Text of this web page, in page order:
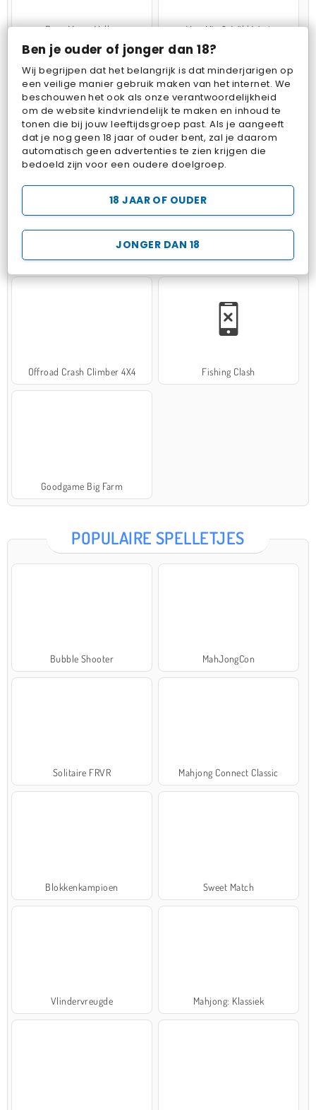
Ben je ouder of jonger dan 18?
Wij begrijpen dat het belangrijk is dat minderjarigen op
een veilige manier gebruik maken van het internet. We
beschouwen het ook als onze verantwoordelijkheid
om de website kindvriendelijk te maken en inhoud te
tonen die bij jouw leeftijdsgroep past. Als je aangeeft
dat je nog geen 18 jaar of ouder bent, zal je daarom
automatisch geen advertenties te zien krijgen die
bedoeld zijn voor een oudere doelgroep.
JONGER DAN 18
18 JAAR OF OUDER
Farm Merge Valley VegaMix 2: Wild West
Pop Fruit Bubbits
Hospital Surgeon Doctor Game Potion Sort
Offroad Crash Climber 4X4 Fishing Clash
Goodgame Big Farm
POPULAIRE SPELLETJES
Bubble Shooter MahJongCon
Solitaire FRVR Mahjong Connect Classic
Blokkenkampioen Sweet Match
Vlindervreugde Mahjong: Klassiek